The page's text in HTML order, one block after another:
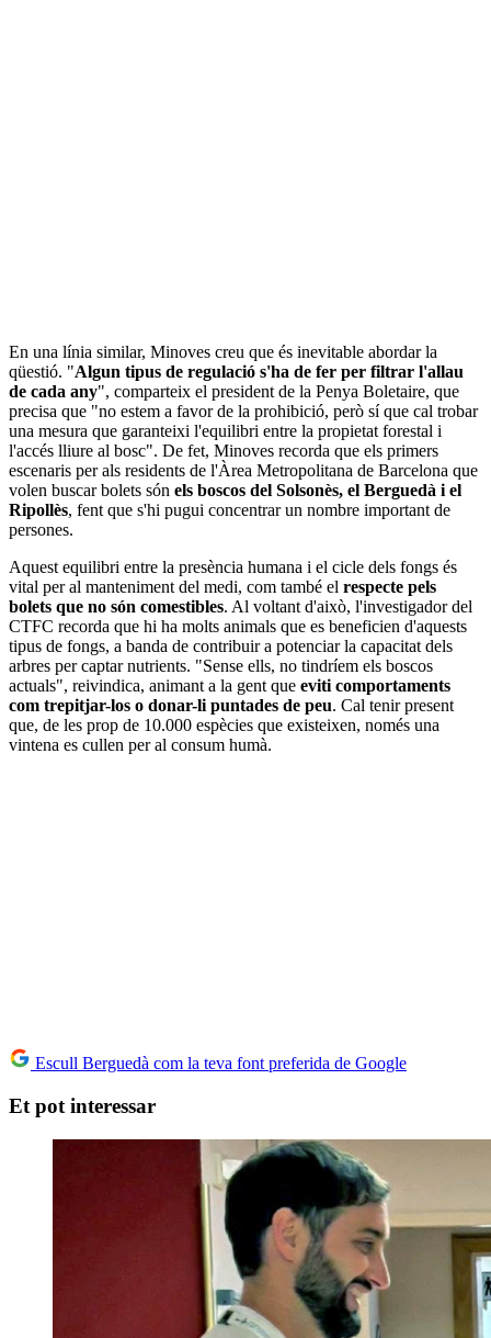
En una línia similar, Minoves creu que és inevitable abordar la
qüestió. "Algun tipus de regulació s'ha de fer per filtrar l'allau
de cada any", comparteix el president de la Penya Boletaire, que
precisa que "no estem a favor de la prohibició, però sí que cal trobar
una mesura que garanteixi l'equilibri entre la propietat forestal i
l'accés lliure al bosc". De fet, Minoves recorda que els primers
escenaris per als residents de l'Àrea Metropolitana de Barcelona que
volen buscar bolets són els boscos del Solsonès, el Berguedà i el
Ripollès, fent que s'hi pugui concentrar un nombre important de
persones.
Aquest equilibri entre la presència humana i el cicle dels fongs és
vital per al manteniment del medi, com també el respecte pels
bolets que no són comestibles. Al voltant d'això, l'investigador del
CTFC recorda que hi ha molts animals que es beneficien d'aquests
tipus de fongs, a banda de contribuir a potenciar la capacitat dels
arbres per captar nutrients. "Sense ells, no tindríem els boscos
actuals", reivindica, animant a la gent que eviti comportaments
com trepitjar-los o donar-li puntades de peu. Cal tenir present
que, de les prop de 10.000 espècies que existeixen, només una
vintena es cullen per al consum humà.
Escull Berguedà com la teva font preferida de Google
Et pot interessar